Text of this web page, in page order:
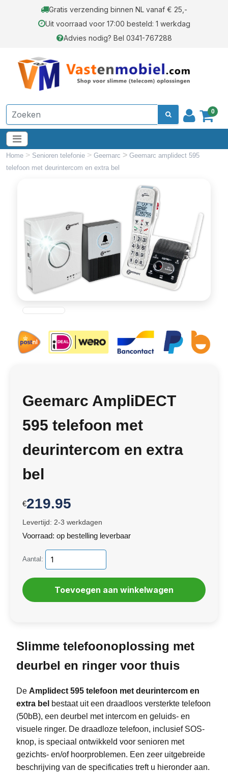
Gratis verzending binnen NL vanaf € 25,-
Uit voorraad voor 17:00 besteld: 1 werkdag
Advies nodig? Bel 0341-767288
0
Home > Senioren telefonie > Geemarc > Geemarc amplidect 595
telefoon met deurintercom en extra bel
Geemarc AmpliDECT
595 telefoon met
deurintercom en extra
bel
€219.95
Levertijd: 2-3 werkdagen
Voorraad: op bestelling leverbaar
Aantal:
Slimme telefoonoplossing met
deurbel en ringer voor thuis
De Amplidect 595 telefoon met deurintercom en
extra bel bestaat uit een draadloos versterkte telefoon
(50bB), een deurbel met intercom en geluids- en
visuele ringer. De draadloze telefoon, inclusief SOS-
knop, is speciaal ontwikkeld voor senioren met
gezichts- en/of hoorproblemen. Een zeer uitgebreide
beschrijving van de specificaties treft u hieronder aan.